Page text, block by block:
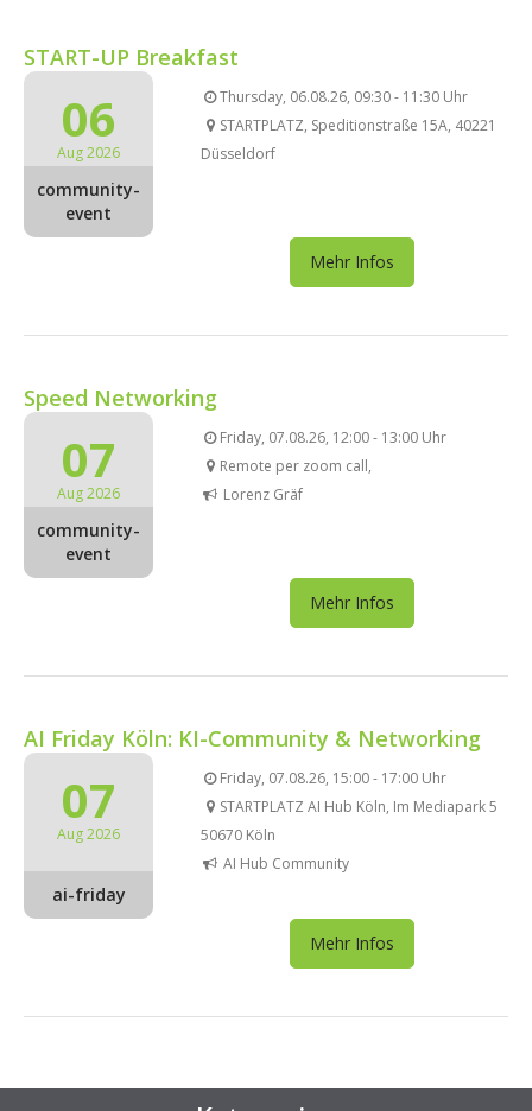
START-UP Breakfast
06
Aug 2026
community-
event
Thursday, 06.08.26, 09:30 - 11:30 Uhr
STARTPLATZ, Speditionstraße 15A, 40221
Düsseldorf
Mehr Infos
Speed Networking
07
Aug 2026
community-
event
Friday, 07.08.26, 12:00 - 13:00 Uhr
Remote per zoom call,
Lorenz Gräf
Mehr Infos
AI Friday Köln: KI-Community & Networking
07
Aug 2026
ai-friday
Friday, 07.08.26, 15:00 - 17:00 Uhr
STARTPLATZ AI Hub Köln, Im Mediapark 5
50670 Köln
AI Hub Community
Mehr Infos